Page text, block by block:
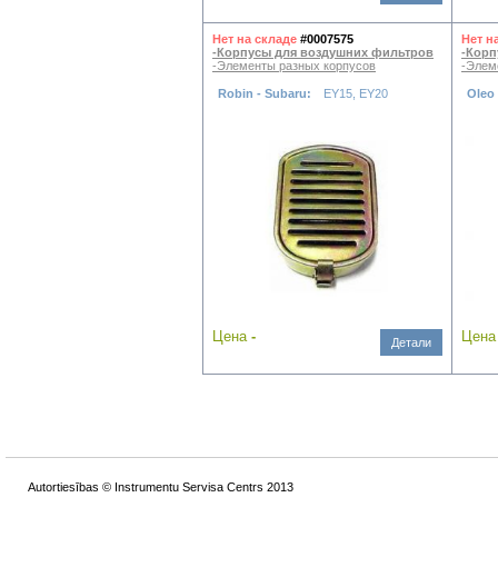
Нет на складе #0007575
-Корпусы для воздушних фильтров
-Элементы разных корпусов
Robin - Subaru: EY15, EY20
Цена - Детали
Нет
-
-
Autortiesības © Instrumentu Servisa Centrs 2013